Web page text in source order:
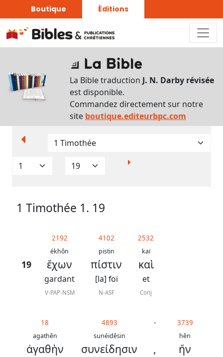
Boutique Éditions
La Bible traduction J. N. Darby révisée
est disponible.
Commandez directement sur notre
site boutique.editeurbpc.com
1 Timothée 1. 19
19
2192
ékhôn
ἔχων
gardant
V-PAP-NSM
4102
pistin
πίστιν
[la] foi
N-ASF
2532
kaï
καὶ
et
Conj
18
agathên
ἀγαθὴν
4893
sunéidêsin
συνείδησιν
-
,
3739
hên
ἥν
d’affichage
Par
verset
Translittérations
Analyse
Abréviations
grammaticales
chapitre